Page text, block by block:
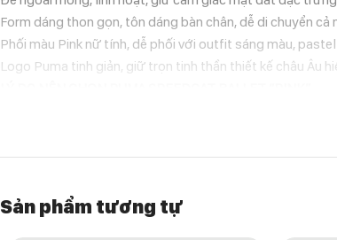
Form dáng thon gọn, tôn dáng bàn chân, dễ di chuyển cả
Phối màu Pink nữ tính, dễ phối với outfit sáng màu,
Logo Puma tinh giản, giữ trọn tinh thần thiết kế châu Âu
Sản phẩm tương tự